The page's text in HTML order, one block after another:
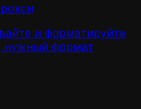
и форматируйте
нужный формат